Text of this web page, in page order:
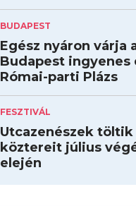
BUDAPEST
Egész nyáron várja
Budapest ingyenes
Római-parti Plázs
FESZTIVÁL
Utcazenészek
köztereit július
elején